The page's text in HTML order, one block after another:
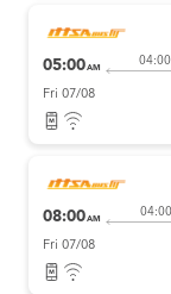
05:00AM
Fri 07/08
08:00AM
Fri 07/08